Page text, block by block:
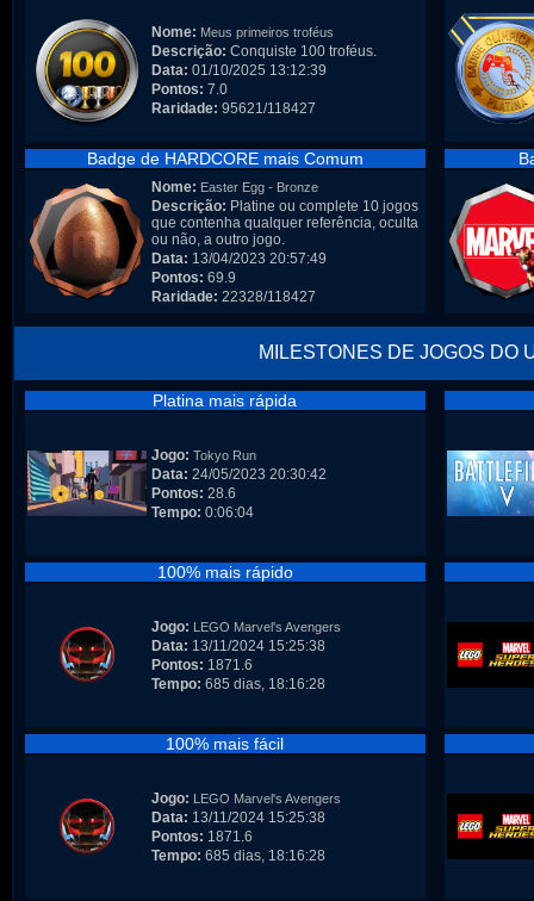
Nome: Meus primeiros troféus
Descrição: Conquiste 100 troféus.
Data: 01/10/2025 13:12:39
Pontos: 7.0
Raridade: 95621/118427
Badge de HARDCORE mais Comum
Nome: Easter Egg - Bronze
Descrição: Platine ou complete 10 jogos
que contenha qualquer referência, oculta
ou não, a outro jogo.
Data: 13/04/2023 20:57:49
Pontos: 69.9
Raridade: 22328/118427
MILESTONES DE JOGOS DO
Platina mais rápida
Jogo: Tokyo Run
Data: 24/05/2023 20:30:42
Pontos: 28.6
Tempo: 0:06:04
100% mais rápido
Jogo: LEGO Marvel's Avengers
Data: 13/11/2024 15:25:38
Pontos: 1871.6
Tempo: 685 dias, 18:16:28
100% mais fácil
Jogo: LEGO Marvel's Avengers
Data: 13/11/2024 15:25:38
Pontos: 1871.6
Tempo: 685 dias, 18:16:28